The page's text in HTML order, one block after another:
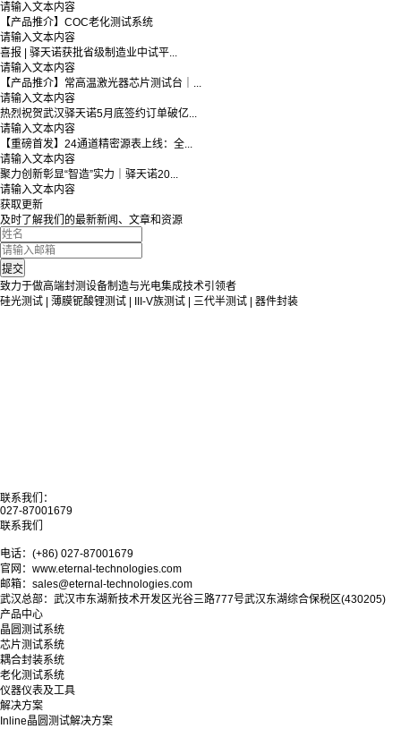
请输入文本内容
【产品推介】COC老化测试系统
请输入文本内容
喜报 | 驿天诺获批省级制造业中试平...
请输入文本内容
【产品推介】常高温激光器芯片测试台｜...
请输入文本内容
热烈祝贺武汉驿天诺5月底签约订单破亿...
请输入文本内容
【重磅首发】24通道精密源表上线：全...
请输入文本内容
聚力创新彰显“智造”实力｜驿天诺20...
请输入文本内容
获取更新
及时了解我们的最新新闻、文章和资源
致力于做高端封测设备制造与光电集成技术引领者
硅光测试 | 薄膜铌酸锂测试 | III-V族测试 | 三代半测试 | 器件封装
联系我们：
027-87001679
联系我们
电话：(+86) 027-87001679
官网：www.eternal-technologies.com
邮箱：sales@eternal-technologies.com
武汉总部：武汉市东湖新技术开发区光谷三路777号武汉东湖综合保税区(430205)
产品中心
晶圆测试系统
芯片测试系统
耦合封装系统
老化测试系统
仪器仪表及工具
解决方案
Inline晶圆测试解决方案